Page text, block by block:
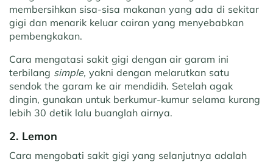
membersihkan sisa-sisa makanan yang ada di sekitar
gigi dan menarik keluar cairan yang menyebabkan
pembengkakan.
Cara mengatasi sakit gigi dengan air garam ini
terbilang simple, yakni dengan melarutkan satu
sendok the garam ke air mendidih. Setelah agak
dingin, gunakan untuk berkumur-kumur selama kurang
lebih 30 detik lalu buanglah airnya.
2. Lemon
Cara mengobati sakit gigi yang selanjutnya adalah